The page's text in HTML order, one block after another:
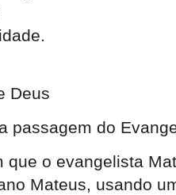
Deus
passagem do
que o evangelista
Mateus, usando